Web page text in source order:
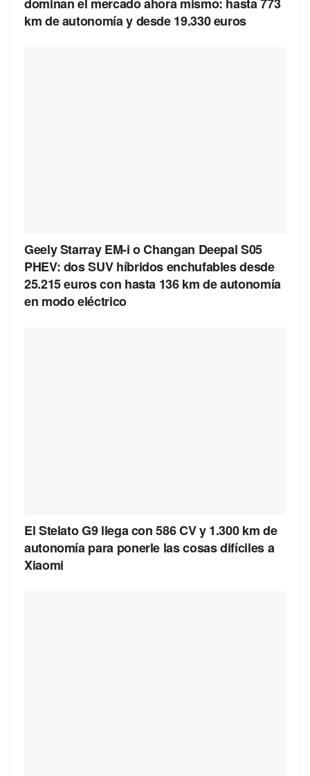
km de autonomía y desde 19.330 euros
Geely Starray EM-i o Changan Deepal S05
PHEV: dos SUV híbridos enchufables desde
25.215 euros con hasta 136 km de autonomía
en modo eléctrico
El Stelato G9 llega con 586 CV y 1.300 km de
autonomía para ponerle las cosas difíciles a
Xiaomi